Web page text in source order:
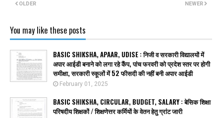
NEWER
OLDER
You may like these posts
BASIC SHIKSHA, APAAR, UDISE : निजी व सरकारी विद्यालयों में
अपार आईडी बनाने को लगा रहे कैंप, पांच फरवरी को प्रदेश स्तर पर होगी
समीक्षा, सरकारी स्कूलों में 52 फीसदी की नहीं बनी अपार आईडी
February 01, 2025
BASIC SHIKSHA, CIRCULAR, BUDGET, SALARY : बेसिक शिक्षा
परिषदीय शिक्षकों / शिक्षणेत्तर कर्मियों के वेतन हेतु ग्रांट जारी